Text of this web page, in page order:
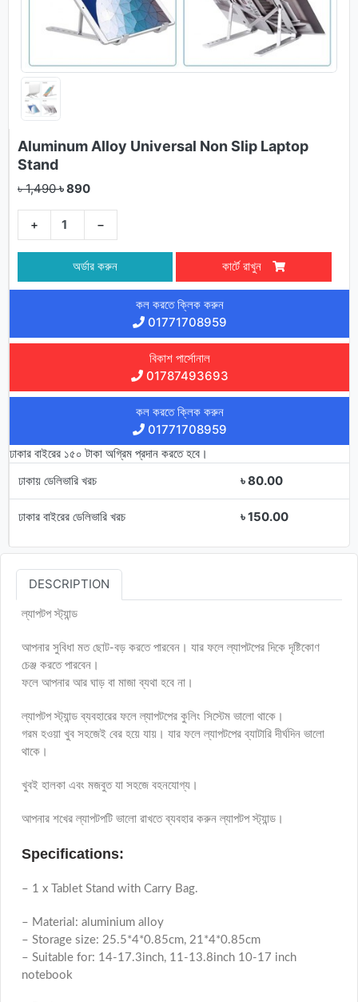
Aluminum Alloy Universal Non Slip Laptop
Stand
৳ 1,490৳ 890
+ −
অর্ডার করুন কার্টে রাখুন
কল করতে ক্লিক করুন
01771708959
বিকাশ পার্সোনাল
01787493693
কল করতে ক্লিক করুন
01771708959
ঢাকার বাইরের ১৫০ টাকা অগ্রিম প্রদান করতে হবে।
ঢাকায় ডেলিভারি খরচ
৳ 80.00
ঢাকার বাইরের ডেলিভারি খরচ ৳ 150.00
DESCRIPTION
ল্যাপটপ স্ট্যান্ড
আপনার সুবিধা মত ছোট-বড় করতে পারবেন। যার ফলে ল্যাপটপের দিকে দৃষ্টিকোণ
চেঞ্জ করতে পারবেন।
ফলে আপনার আর ঘাড় বা মাজা ব্যথা হবে না।
ল্যাপটপ স্ট্যান্ড ব্যবহারের ফলে ল্যাপটপের কুলিং সিস্টেম ভালো থাকে।
গরম হওয়া খুব সহজেই বের হয়ে যায়। যার ফলে ল্যাপটপের ব্যাটারি দীর্ঘদিন ভালো
থাকে।
খুবই হালকা এবং মজবুত যা সহজে বহনযোগ্য।
আপনার শখের ল্যাপটপটি ভালো রাখতে ব্যবহার করুন ল্যাপটপ স্ট্যান্ড।
Specifications:
– 1 x Tablet Stand with Carry Bag.
– Material: aluminium alloy
– Storage size: 25.5*4*0.85cm, 21*4*0.85cm
– Suitable for: 14-17.3inch, 11-13.8inch 10-17 inch
notebook